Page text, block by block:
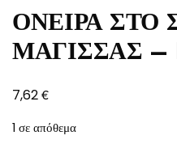
ΟΝΕΙΡΑ ΣΤΟ
ΜΑΓΙΣΣΑΣ –
7,62€
1 σε απόθεμα